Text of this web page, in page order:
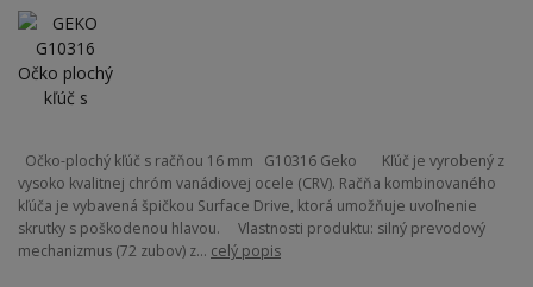
Očko-plochý kľúč s račňou 16 mm G10316 Geko Kľúč je vyrobený z
vysoko kvalitnej chróm vanádiovej ocele (CRV). Račňa kombinovaného
kľúča je vybavená špičkou Surface Drive, ktorá umožňuje uvoľnenie
skrutky s poškodenou hlavou. Vlastnosti produktu: silný prevodový
mechanizmus (72 zubov) z... celý popis